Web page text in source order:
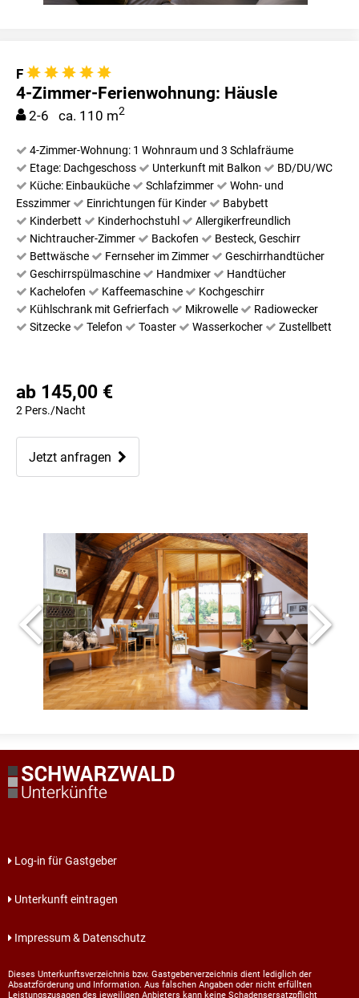
F
4-Zimmer-Ferienwohnung: Häusle
2-6 ca. 110 m2
4-Zimmer-Wohnung: 1 Wohnraum und 3 Schlafräume
Etage: Dachgeschoss
Unterkunft mit Balkon
BD/DU/WC
Küche: Einbauküche
Schlafzimmer
Wohn- und
Esszimmer
Einrichtungen für Kinder
Babybett
Kinderbett
Kinderhochstuhl
Allergikerfreundlich
Nichtraucher-Zimmer
Backofen
Besteck, Geschirr
Bettwäsche
Fernseher im Zimmer
Geschirrhandtücher
Geschirrspülmaschine
Handmixer
Handtücher
Kachelofen
Kaffeemaschine
Kochgeschirr
Kühlschrank mit Gefrierfach
Mikrowelle
Radiowecker
Sitzecke
Telefon Toaster Wasserkocher Zustellbett
ab 145,00 €
2 Pers./Nacht
Jetzt anfragen
Log-in für Gastgeber
Unterkunft eintragen
Impressum & Datenschutz
Dieses Unterkunftsverzeichnis bzw. Gastgeberverzeichnis dient lediglich der
Absatzförderung und Information. Aus falschen Angaben oder nicht erfüllten
Leistungszusagen des jeweiligen Anbieters kann keine Schadensersatzpflicht